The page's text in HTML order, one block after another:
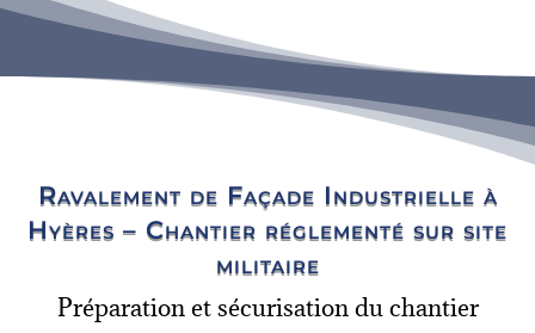
Ravalement de Façade Industrielle à
Hyères – Chantier réglementé sur site
militaire
Préparation et sécurisation du chantier